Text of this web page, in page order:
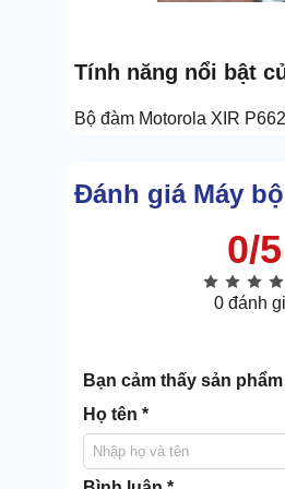
Tính năng nổi bật
Bộ đàm Motorola XIR
Motorola Xir P6620i được
trẻo, rõ ràng. Máy cũng
việc tốt ngay cả trong
Thiết kế nhỏ gọn
Thiết kế bộ đàm nhỏ gọn
kích thước, đi kèm còn
Đánh giá Máy
0/5
0 đánh
Bạn cảm thấy sản
Họ tên *